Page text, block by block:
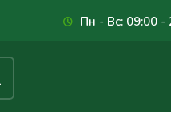
Пн - Вс: 09:00 -